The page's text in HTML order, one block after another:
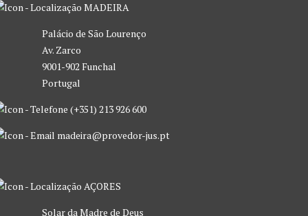
MADEIRA
Palácio de São Lourenço
Av. Zarco
9001-902 Funchal
Portugal
(+351) 213 926 600
madeira@provedor-jus.pt
AÇORES
Solar da Madre de Deus